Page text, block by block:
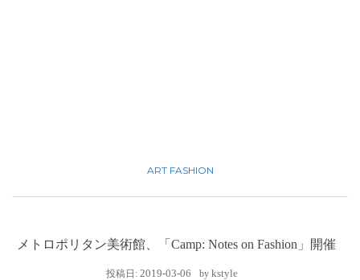
ART FASHION
メトロポリタン美術館、「Camp: Notes on Fashion」開催
投稿日: 2019-03-06 by kstyle